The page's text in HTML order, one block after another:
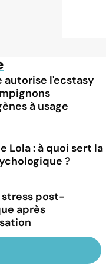
autorise l'ecstasy
à usage
Lola : à quoi sert la
?
stress post-
après